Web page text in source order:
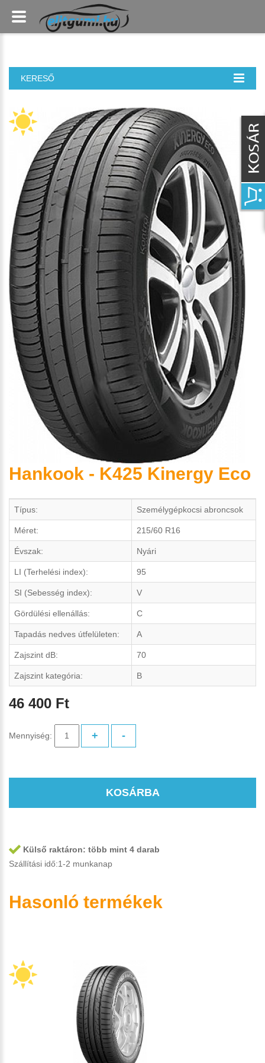
KERESŐ
Hankook - K425 Kinergy Eco
Típus: Személygépkocsi abroncsok
Méret: 215/60 R16
Évszak: Nyári
LI (Terhelési index): 95
SI (Sebesség index): V
Gördülési ellenállás: C
Tapadás nedves útfelületen: A
Zajszint dB: 70
Zajszint kategória: B
46 400 Ft
Mennyiség: + -
KOSÁRBA
Külső raktáron: több mint 4 darab
Szállítási idő:1-2 munkanap
Hasonló termékek